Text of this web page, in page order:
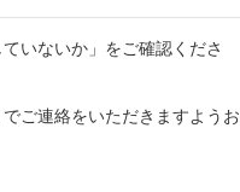
いないか」をご確認くださ
ご連絡をいただきますようお